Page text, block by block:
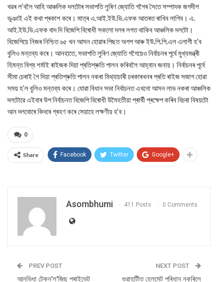
খৱৰ ল’বলৈ আহি আঞ্চলিক দলটোৰ সভাপতি লুৰিণ জ্যোতি গগৈৰ সৈতে সম্পাদক জগদীশ
ভূঞাই এই কথা প্ৰকাশ কৰে। মাত্ৰ এ.আই.ইউ.ডি.এফক আতৰত ৰাখিব লাগিব। এ.
আই.ইউ.ডি.এফক বাদ দি বিজেপি বিৰোধী সকলো দলৰ লগত থাকিব আঞ্চলিক দলটো।
বিজেপিয়ে নিজৰ নিশ্চিত ৬৫ খন আসন হোৱাৰ পিছত অগপ আৰু ইউ.পি.পি.এল এলাগী হ’ব
বুলিও মন্তব্য কৰে। আনহাতে, সভাপতি লুৰিণ জ্যোতি গগৈয়েও নিৰ্বাচনৰ পূৰ্বে মুখ্যমন্ত্ৰী
হিমন্ত বিশ্ব শৰ্মাই ৰাইজক দিয়া প্ৰতিশ্ৰুতি পালন কৰিবলৈ আহ্বান জনায়। নিৰ্বাচনৰ পূৰ্বে
সীমা চেৰাই গৈ দিয়া প্ৰতিশ্ৰুতি পালন নকৰা মিথ্যাচাৰী চৰকাৰখনৰ প্ৰতি ৰাইজ সজাগ হোৱা
সময় হ’ল বুলিও মন্তব্য কৰে। যোৱা বিধান সভা নিৰ্বাচনত এখনো আসন লাভ নকৰা আঞ্চলিক
দলটোৱে এইবাৰ উপ নিৰ্বাচনত বিজেপি বিৰোধী উমৈহতীয়া প্ৰাৰ্থী প্ৰক্ষেপ কৰিব বিচৰা বিষয়টো
আন দলবোৰে কিদৰে গ্ৰহণ কৰে সেয়াহে লক্ষণীয় হ’ব।
0
Share Facebook Twitter Google+
Asombhumi 411 Posts 0 Comments
PREV POST
আনভিধা টেকন’ল’জিছ প্ৰাইভেট
NEXT POST
গুৱাহাটীত হেলমেট পৰিধান নকৰিলে